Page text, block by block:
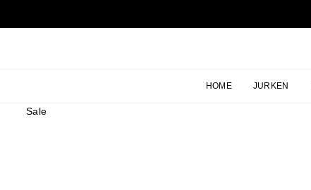
HOME JURKEN
Sale